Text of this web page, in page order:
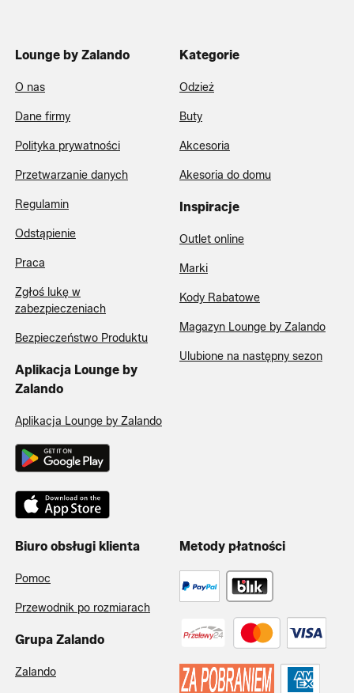
Lounge by Zalando
O nas
Dane firmy
Polityka prywatności
Przetwarzanie danych
Regulamin
Odstąpienie
Praca
Zgłoś lukę w
zabezpieczeniach
Bezpieczeństwo Produktu
Aplikacja Lounge by
Zalando
Aplikacja Lounge by Zalando
Kategorie
Odzież
Buty
Akcesoria
Akesoria do domu
Inspiracje
Outlet online
Marki
Kody Rabatowe
Magazyn Lounge by Zalando
Ulubione na następny sezon
Biuro obsługi klienta
Pomoc
Przewodnik po rozmiarach
Grupa Zalando
Zalando
Metody płatności